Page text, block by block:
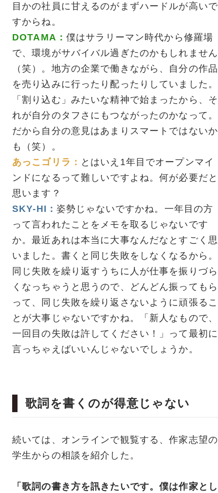
目かの社員に甘えるのがまずハードルが高いで
すからね。
DOTAMA： 僕はサラリーマン時代から修羅場
で、環境がサバイバル過ぎたのかもしれません
（笑）。地方の企業で働きながら、自分の作品
を売り込みに行ったり配ったりしていました。
「割り込む」みたいな精神で始まったから、そ
れが自分のタフさにもつながったのかなって。
だから自分の意見はあまりスマートではないか
も（笑）。
あっこゴリラ： とはいえ1年目でオープンマイ
ンドになるって難しいですよね。何が必要だと
思います？
SKY-HI： 姿勢じゃないですかね。一年目の方
って言われたことをメモを取るじゃないです
か。最近あれは本当に大事なんだなとすごく思
いました。書くと同じ失敗をしなくなるから。
同じ失敗を繰り返すうちに人が仕事を振りづら
くなっちゃうと思うので、どんどん振ってもら
って、同じ失敗を繰り返さないように頑張るこ
とが大事じゃないですかね。「新人なもので、
一回目の失敗は許してください！」って最初に
言っちゃえばいいんじゃないでしょうか。
歌詞を書くのが得意じゃない
続いては、オンラインで観覧する、作家志望の
学生からの相談を紹介した。
「歌詞の書き方を訊きたいです。僕は作家とし